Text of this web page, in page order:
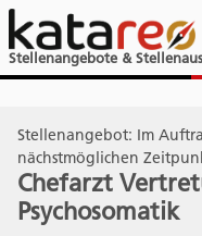
Stellenangebote &
Stellenangebot: Im
nächstmöglichen
Chefarzt
Psychosomatik